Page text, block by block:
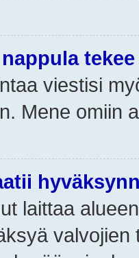
viestisi
Mene omiin
laittaa